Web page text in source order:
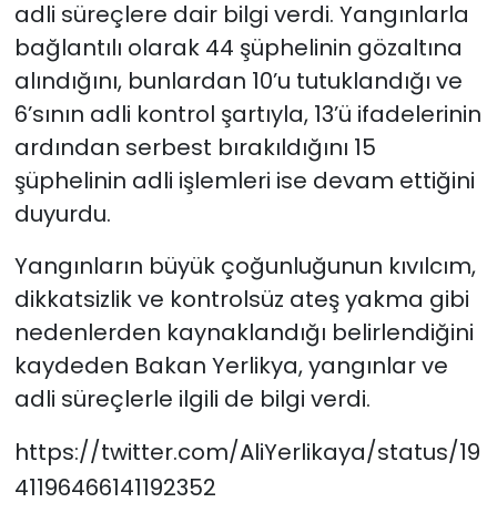
adli süreçlere dair bilgi verdi. Yangınlarla
bağlantılı olarak 44 şüphelinin gözaltına
alındığını, bunlardan 10’u tutuklandığı ve
6’sının adli kontrol şartıyla, 13’ü ifadelerinin
ardından serbest bırakıldığını 15
şüphelinin adli işlemleri ise devam ettiğini
duyurdu.
Yangınların büyük çoğunluğunun kıvılcım,
dikkatsizlik ve kontrolsüz ateş yakma gibi
nedenlerden kaynaklandığı belirlendiğini
kaydeden Bakan Yerlikya, yangınlar ve
adli süreçlerle ilgili de bilgi verdi.
https://twitter.com/AliYerlikaya/status/19
41196466141192352